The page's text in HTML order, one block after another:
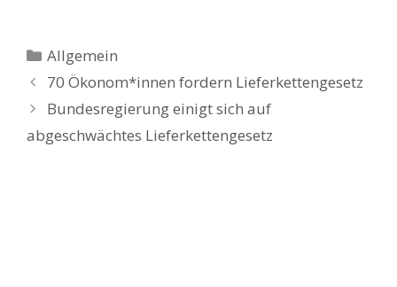
Kategorien
Allgemein
70 Ökonom*innen fordern Lieferkettengesetz
Bundesregierung einigt sich auf
abgeschwächtes Lieferkettengesetz